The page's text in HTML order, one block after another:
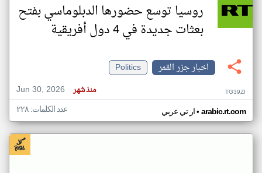
روسيا توسع حضورها الدبلوماسي بفتح
بعثات جديدة في 4 دول أفريقية
اخبار جزر القمر
Politics
Jun 30, 2026
منذ شهر TG39ZI
ار تي عربي• arabic.rt.com عدد الكلمات: ٢٢٨